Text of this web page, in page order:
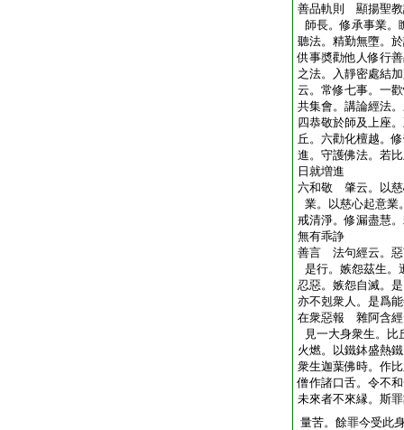
善品軌則 顯揚聖教
師長。修承事業。
聽法。精勤無墮。
供事奬勸他人修行
之法。入靜密處結
云。常修七事。一
共集會。講論經法
四恭敬於師及上座
丘。六勸化檀越。
進。守護佛法。若
日就増進
六和敬 肇云。以慈
業。以慈心起意業
戒清淨。修漏盡慧
無有乖諍
善言 法句經云。惡
是行。嫉怨茲生。
忍惡。嫉怨自滅。
亦不剋衆人。是爲
在衆惡報 雜阿含經
見一大身衆生。比
火燃。以鐵鉢盛熱
衆生迦葉佛時。作
僧作諸口舌。令不
未來者不來縁。斯
量苦。餘罪今受此